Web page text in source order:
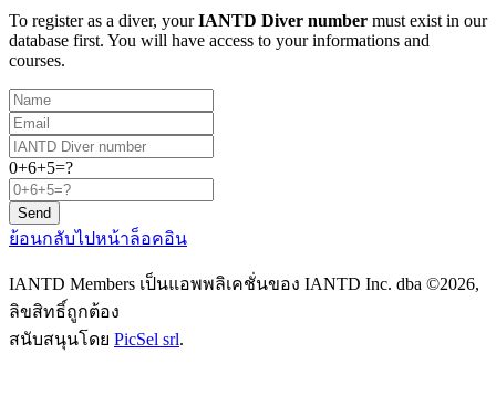
To register as a diver, yourIANTD Diver number must exist in our
database first. You will have access to your informations and
courses.
0+6+5=?
Send
ย้อนกลับไปหน้าล็อคอิน
IANTD Members เป็นแอพพลิเคชั่นของ IANTD Inc. dba ©2026,
ลิขสิทธิ์ถูกต้อง
สนับสนุนโดย PicSel srl.